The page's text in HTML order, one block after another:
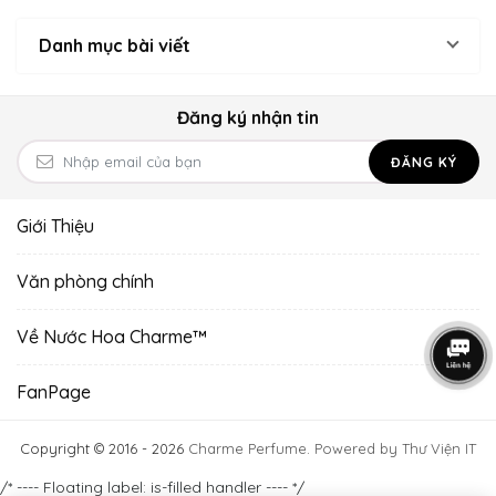
Danh mục bài viết
Đăng ký nhận tin
ĐĂNG KÝ
Giới Thiệu
Văn phòng chính
Về Nước Hoa Charme™
FanPage
Copyright © 2016 - 2026 Charme Perfume Powered by Thư Viện IT
/* ---- Floating label: is-filled handler ---- */